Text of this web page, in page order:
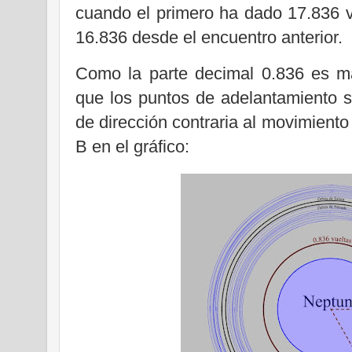
cuando el primero ha dado 17.836
16.836 desde el encuentro anterior.
Como la parte decimal 0.836 es
que los puntos de adelantamiento
de dirección contraria al
B en el gráfico: